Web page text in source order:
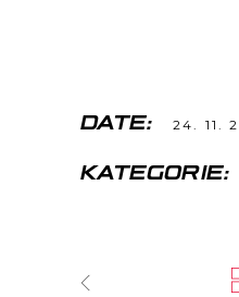
DATE: 24. 11.
KATEGORIE: